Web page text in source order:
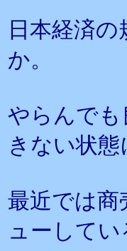
日本経済
か。
やらんで
きない状態
最近では商
ューして